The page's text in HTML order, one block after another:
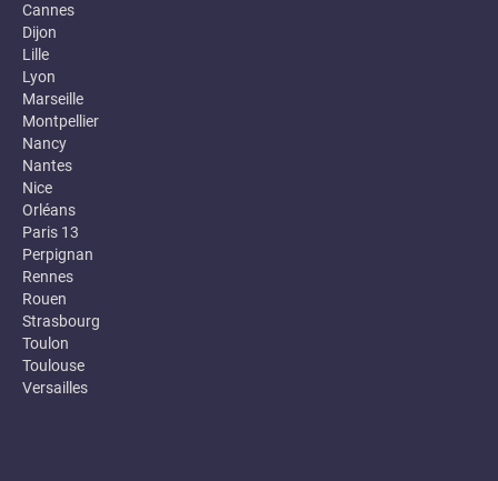
Cannes
Dijon
Lille
Lyon
Marseille
Montpellier
Nancy
Nantes
Nice
Orléans
Paris 13
Perpignan
Rennes
Rouen
Strasbourg
Toulon
Toulouse
Versailles